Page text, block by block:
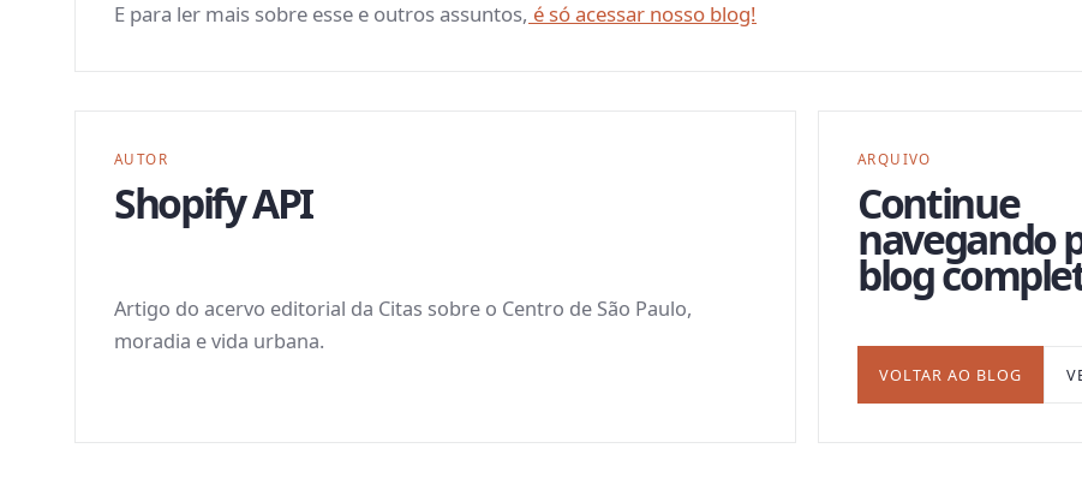
E para ler mais sobre esse e outros assuntos, é só acessar nosso blog!
AUTOR
Shopify API
Artigo do acervo editorial da Citas sobre o Centro de São Paulo,
moradia e vida urbana.
ARQUIVO
Continue
navegando
blog
VOLTAR AO BLOG